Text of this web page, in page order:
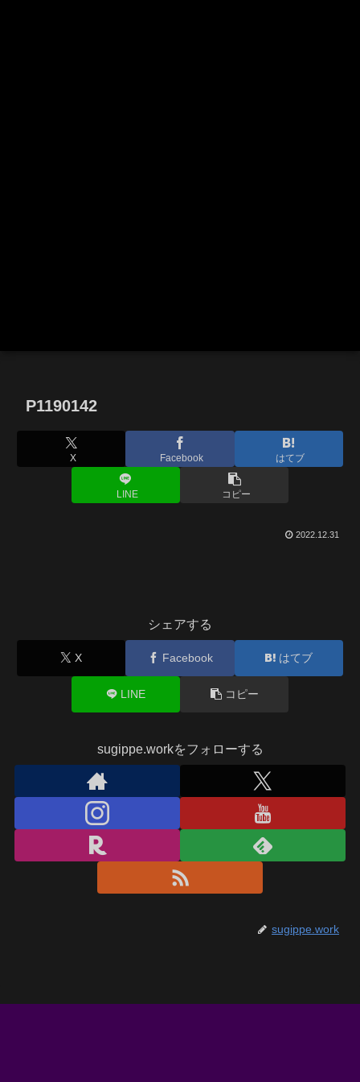
P1190142
X Facebook はてブ
LINE コピー
2022.12.31
シェアする
X Facebook はてブ
LINE コピー
sugippe.workをフォローする
sugippe.work